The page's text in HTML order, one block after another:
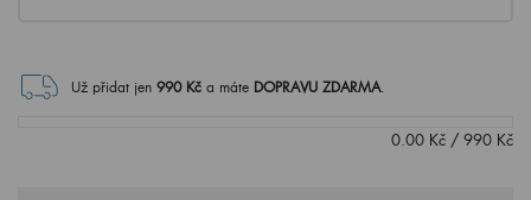
Už přidat jen 990Kč a máte DOPRAVU ZDARMA.
0.00 Kč / 990 Kč